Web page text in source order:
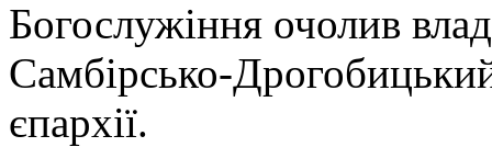
Богослужіння очолив
Самбірсько-
єпархії.